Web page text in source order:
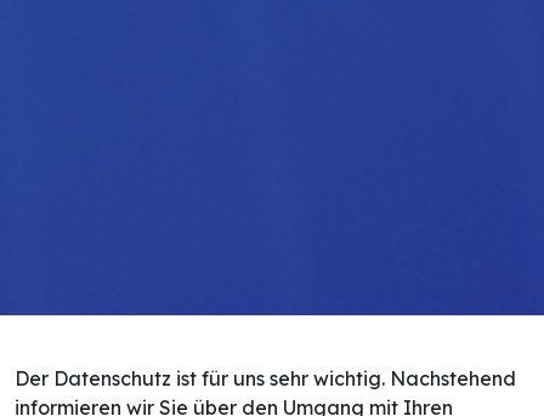
Der Datenschutz ist für uns sehr wichtig. Nachstehend
informieren wir Sie über den Umgang mit Ihren